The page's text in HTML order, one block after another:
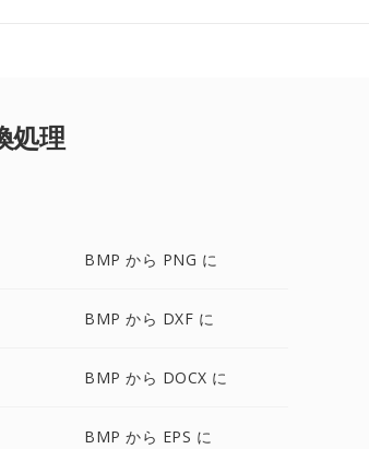
処理
BMP から PNG に
BMP から DXF に
BMP から DOCX に
BMP から EPS に